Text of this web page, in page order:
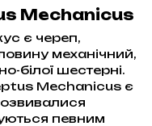
Mechanicus
є череп,
механічний,
білої шестерні.
Mechanicus є
певним